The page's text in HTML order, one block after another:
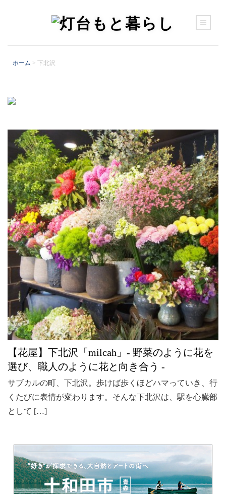
ホーム > 下北沢
【花屋】下北沢「milcah」‐ 野菜のように花を
選び、職人のように花と向き合う ‐
サブカルの町、下北沢。歩けば歩くほどハマっていき、行
くたびに表情が変わります。そんな下北沢は、駅を心臓部
として […]
営みを知る
場に集う
宜しく伝える（sponsored）
旬と遊ぶ
語るを聞く
郷に入る
食を楽しむ
このサイトについて
ホーム
灯台もと暮らしって？
つくっている人
「もとくらの深夜枠」って？
「note」の登録・購読方法
LINE@の登録方法
お問い合わせ
個人情報保護方針
運営会社